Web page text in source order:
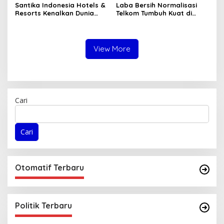
Santika Indonesia Hotels &
Resorts Kenalkan Dunia
Laba Bersih Normalisasi
Telkom Tumbuh Kuat di
View More
Cari
Cari
Otomatif Terbaru
Politik Terbaru